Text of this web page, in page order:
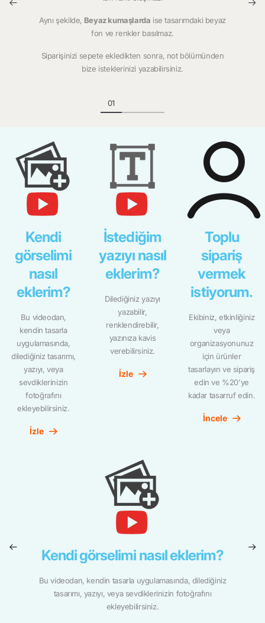
Aynı şekilde, Beyaz kumaşlarda ise tasarımdaki beyaz
fon ve renkler basılmaz.
Siparişinizi sepete ekledikten sonra, not bölümünden
bize isteklerinizi yazabilirsiniz.
Kendi
görselimi
nasıl
eklerim?
Bu videodan,
kendin tasarla
uygulamasında,
dilediğiniz tasarımı,
yazıyı, veya
sevdiklerinizin
fotoğrafını
ekleyebilirsiniz.
İzle
İstediğim
yazıyı nasıl
eklerim?
Dilediğiniz yazıyı
yazabilir,
renklendirebilir,
yazınıza kavis
verebilirsiniz.
İzle
Toplu
sipariş
vermek
istiyorum.
Ekibiniz, etkinliğiniz
veya
organizasyonunuz
için ürünler
tasarlayın ve sipariş
edin ve %20'ye
kadar tasarruf edin.
İncele
Kendi görselimi nasıl eklerim?
Bu videodan, kendin tasarla uygulamasında, dilediğiniz
tasarımı, yazıyı, veya sevdiklerinizin fotoğrafını
ekleyebilirsiniz.